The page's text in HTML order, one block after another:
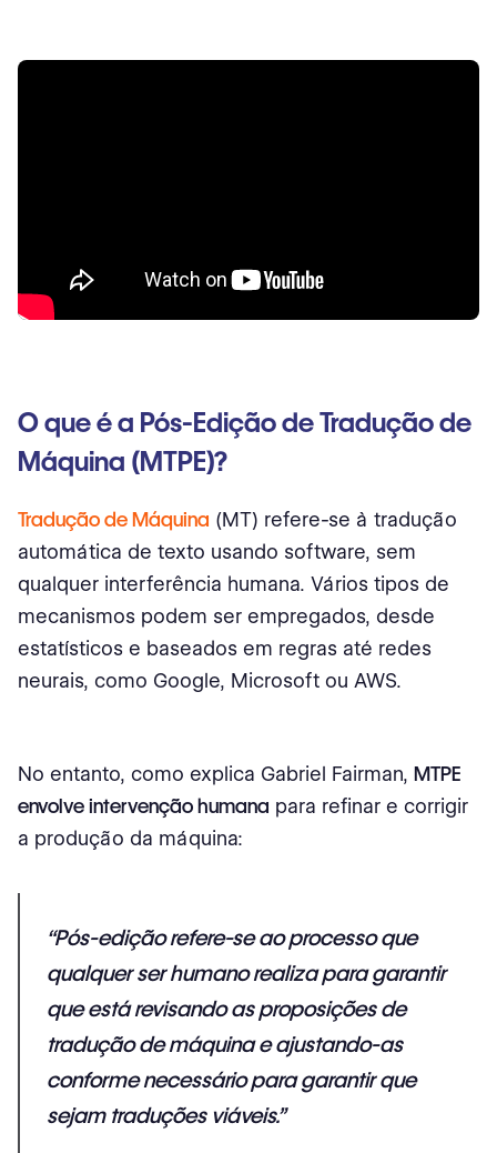
O que é a Pós-Edição de Tradução de
Máquina (MTPE)?
Tradução de Máquina (MT) refere-se à tradução
automática de texto usando software, sem
qualquer interferência humana. Vários tipos de
mecanismos podem ser empregados, desde
estatísticos e baseados em regras até redes
neurais, como Google, Microsoft ou AWS.
No entanto, como explica Gabriel Fairman, MTPE
envolve intervenção humana para refinar e corrigir
a produção da máquina:
“Pós-edição refere-se ao processo que
qualquer ser humano realiza para garantir
que está revisando as proposições de
tradução de máquinae ajustando-as
conforme necessário para garantir que
sejam traduções viáveis.”